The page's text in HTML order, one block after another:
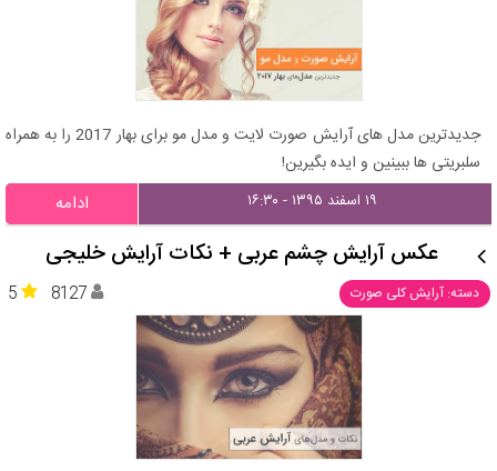
جدیدترین مدل های آرایش صورت لایت و مدل مو برای بهار 2017 را به همراه
سلبریتی ها ببینین و ایده بگیرین!
۱۹ اسفند ۱۳۹۵ - ۱۶:۳۰ ادامه
عکس آرایش چشم عربی + نکات آرایش خلیجی
دسته: آرایش کلی صورت 5 8127